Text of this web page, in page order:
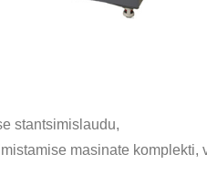
stantsimislaudu,
masinate komplekti,